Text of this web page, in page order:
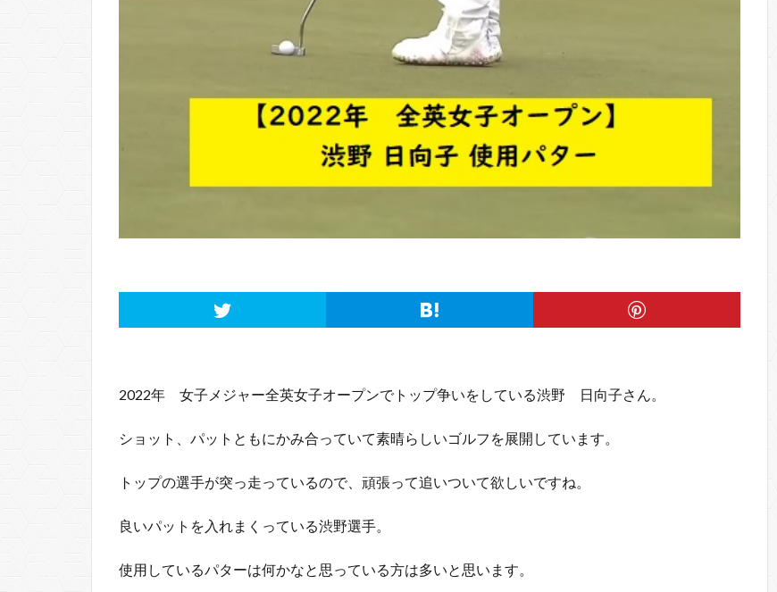
2022年 女子メジャー全英女子オープンでトップ争いをしている渋野 日向子さん。
ショット、パットともにかみ合っていて素晴らしいゴルフを展開しています。
トップの選手が突っ走っているので、頑張って追いついて欲しいですね。
良いパットを入れまくっている渋野選手。
使用しているパターは何かなと思っている方は多いと思います。